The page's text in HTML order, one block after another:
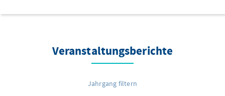
Veranstaltungsberichte
Jahrgang filtern